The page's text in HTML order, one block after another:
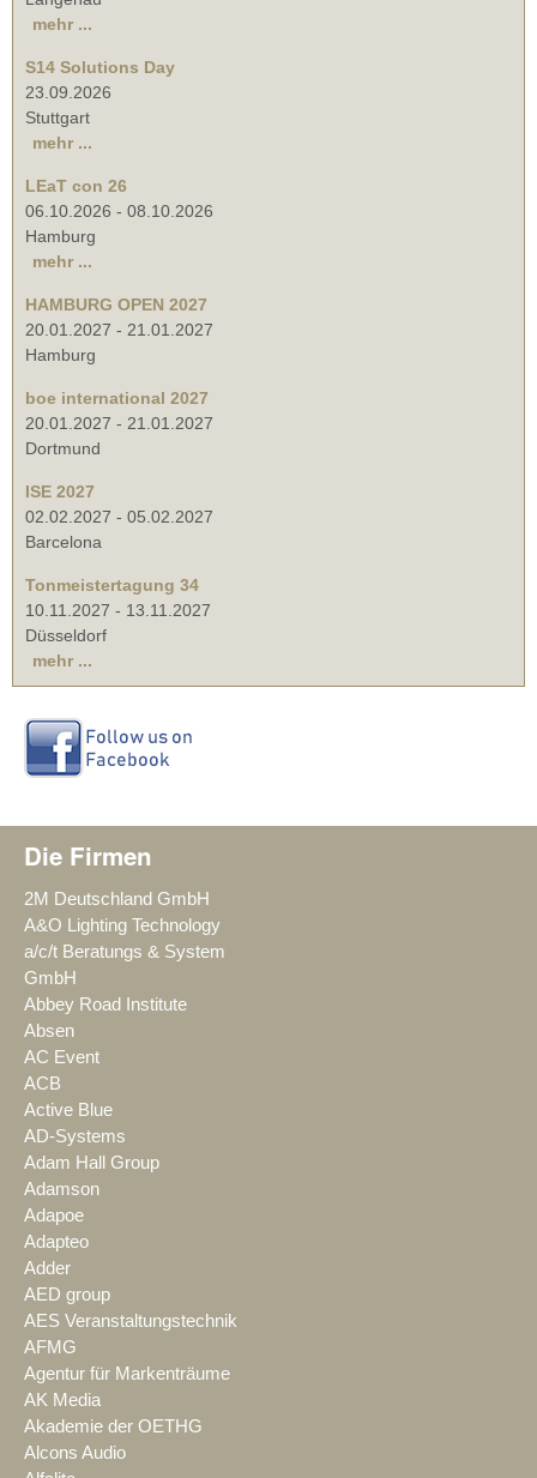
mehr ...
S14 Solutions Day
23.09.2026
Stuttgart
mehr ...
LEaT con 26
06.10.2026 - 08.10.2026
Hamburg
mehr ...
HAMBURG OPEN 2027
20.01.2027 - 21.01.2027
Hamburg
boe international 2027
20.01.2027 - 21.01.2027
Dortmund
ISE 2027
02.02.2027 - 05.02.2027
Barcelona
Tonmeistertagung 34
10.11.2027 - 13.11.2027
Düsseldorf
mehr ...
Die Firmen
2M Deutschland GmbH
A&O Lighting Technology
a/c/t Beratungs & System
GmbH
Abbey Road Institute
Absen
AC Event
ACB
Active Blue
AD-Systems
Adam Hall Group
Adamson
Adapoe
Adapteo
Adder
AED group
AES Veranstaltungstechnik
AFMG
Agentur für Markenträume
AK Media
Akademie der OETHG
Alcons Audio